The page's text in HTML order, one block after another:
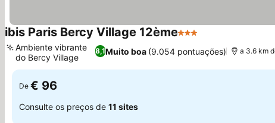
ibis Paris Bercy Village 12ème3 Estrelas
8,1Muito boa (9.054 pontuações)
Ambiente vibrante
do Bercy Village
a 3.6 km
De € 96
Consulte os preços de 11 sites